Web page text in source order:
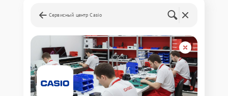
Сервисный центр Casio